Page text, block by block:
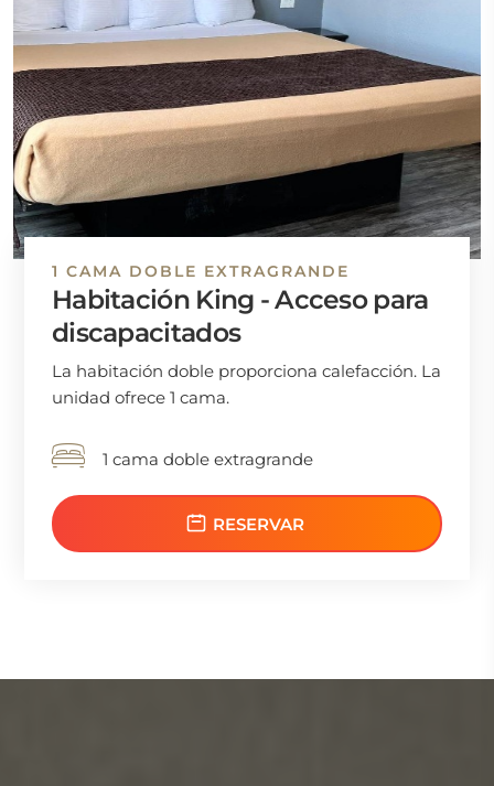
1 CAMA DOBLE EXTRAGRANDE
Habitación King - Acceso para
discapacitados
La habitación doble proporciona calefacción. La
unidad ofrece 1 cama.
1 cama doble extragrande
RESERVAR